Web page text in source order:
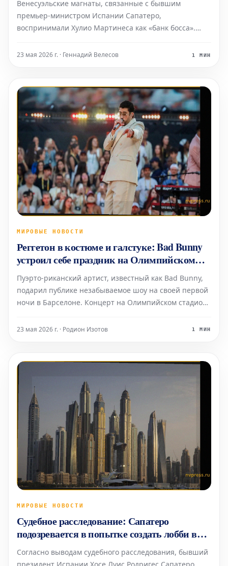
Венесуэльские магнаты, связанные с бывшим
премьер-министром Испании Сапатеро,
воспринимали Хулио Мартинеса как «банк босса».
деятели называли экс-главу правительства «боссом».
23 мая 2026 г. · Геннадий Велесов 1 МИН
МИРОВЫЕ НОВОСТИ
Реггетон в костюме и галстуке: Bad Bunny
устроил себе праздник на Олимпийском
стадионе
Пуэрто-риканский артист, известный как Bad Bunny,
подарил публике незабываемое шоу на своей первой
ночи в Барселоне. Концерт на Олимпийском стадионе
сочеталась с современными синтезаторами. Особым
23 мая 2026 г. · Родион Изотов 1 МИН
МИРОВЫЕ НОВОСТИ
Судебное расследование: Сапатеро
подозревается в попытке создать лобби в
ОАЭ
Согласно выводам судебного расследования, бывший